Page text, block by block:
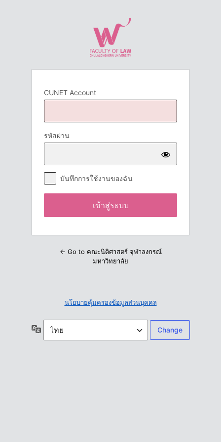
CUNET Account
รหัสผ่าน
บันทึกการใช้งานของฉัน
← Go to คณะนิติศาสตร์ จุฬาลงกรณ์
มหาวิทยาลัย
นโยบายคุ้มครองข้อมูลส่วนบุคคล
ภาษา